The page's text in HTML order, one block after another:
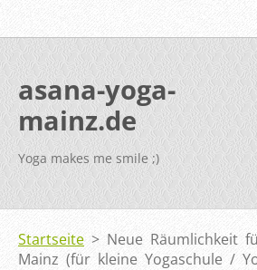
asana-yoga-
mainz.de
Yoga makes me smile ;)
Startseite > Neue Räumlichkeit
Mainz (für kleine Yogaschule /